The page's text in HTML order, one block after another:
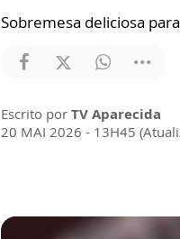
Sobremesa deliciosa
Escrito por TV Aparecida
20 MAI 2026 - 13H45